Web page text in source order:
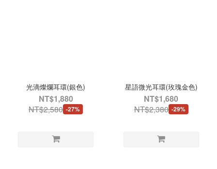
光滴燦爛耳環(銀色)
NT$1,880
NT$2,580 -27%
星語微光耳環(玫瑰金色)
NT$1,680
NT$2,380 -29%